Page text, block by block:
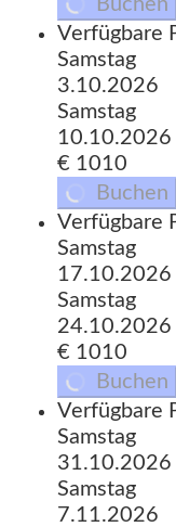
Verfügbare
Samstag
3.10.2026
Samstag
10.10.2026
€ 1010
Buchen
Verfügbare
Samstag
17.10.2026
Samstag
24.10.2026
€ 1010
Buchen
Verfügbare
Samstag
31.10.2026
Samstag
7.11.2026